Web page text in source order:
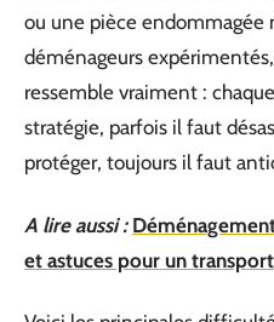
ou une pièce endommagée
déménageurs
ressemble vraiment :
stratégie, parfois il faut
protéger, toujours il faut
A lire aussi :
et astuces pour un